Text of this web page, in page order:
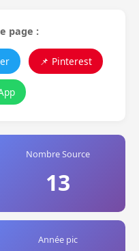
page :
📌 Pinterest
Nombre Source
13
Année pic